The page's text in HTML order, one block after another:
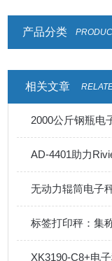
产品分类
相关文章
2000公斤钢瓶电
AD-4401助力
无动力辊筒电子
标签打印秤：
XK3190-C8+电